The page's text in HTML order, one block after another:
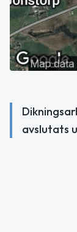
avslutats